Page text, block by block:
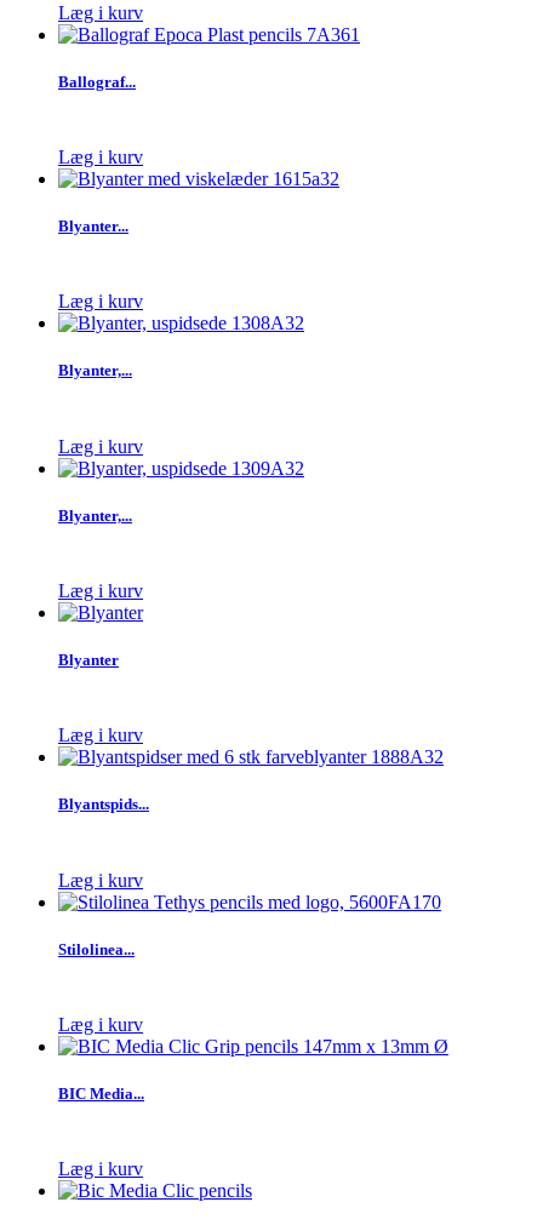
Læg i kurv
Ballograf...
Læg i kurv
Blyanter...
Læg i kurv
Blyanter,...
Læg i kurv
Blyanter,...
Læg i kurv
Blyanter
Læg i kurv
Blyantspids...
Læg i kurv
Stilolinea...
Læg i kurv
BIC Media...
Læg i kurv